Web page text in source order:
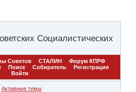
Социалистических
Советов СТАЛИН
Форум КПРФ
Поиск Собиратель
Регистрация
Войти
Активные темы